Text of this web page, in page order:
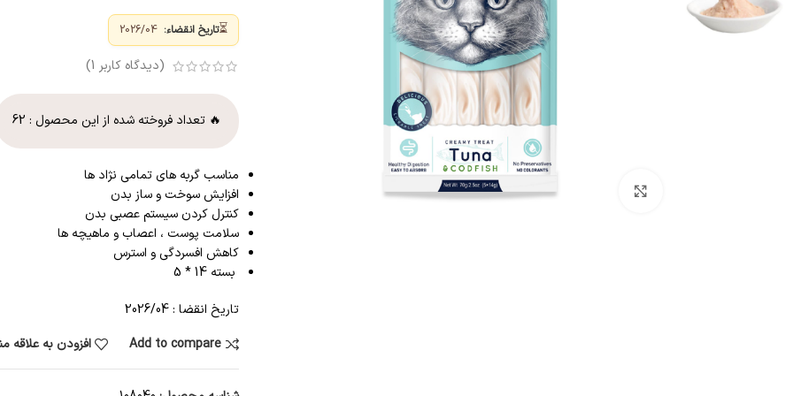
برای بزرگنمایی کلیک کنید
⏳تاریخ انقضاء:
(دیدگاه کاربر 1
)
🔥 تعداد فروخته شده از این محصول : 62
مناسب گربه های تمامی نژاد ها
افزایش سوخت و ساز بدن
کنترل کردن سیستم عصبی بدن
سلامت پوست ، اعصاب و ماهیچه ها
کاهش افسردگی و استرس
بسته 14 * 5
تاریخ انقضا : 2026/04
Add to compare
افزودن به علاقه